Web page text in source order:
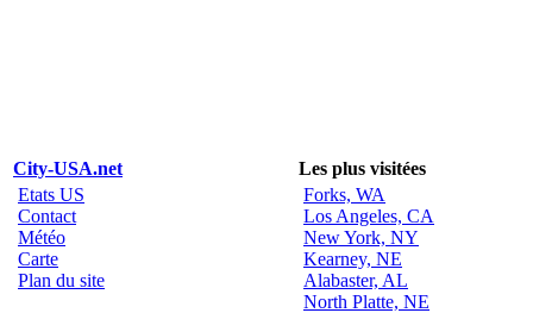
City-USA.net
Les plus visitées
Etats US
Contact
Météo
Carte
Plan du site
Forks, WA
Los Angeles, CA
New York, NY
Kearney, NE
Alabaster, AL
North Platte, NE